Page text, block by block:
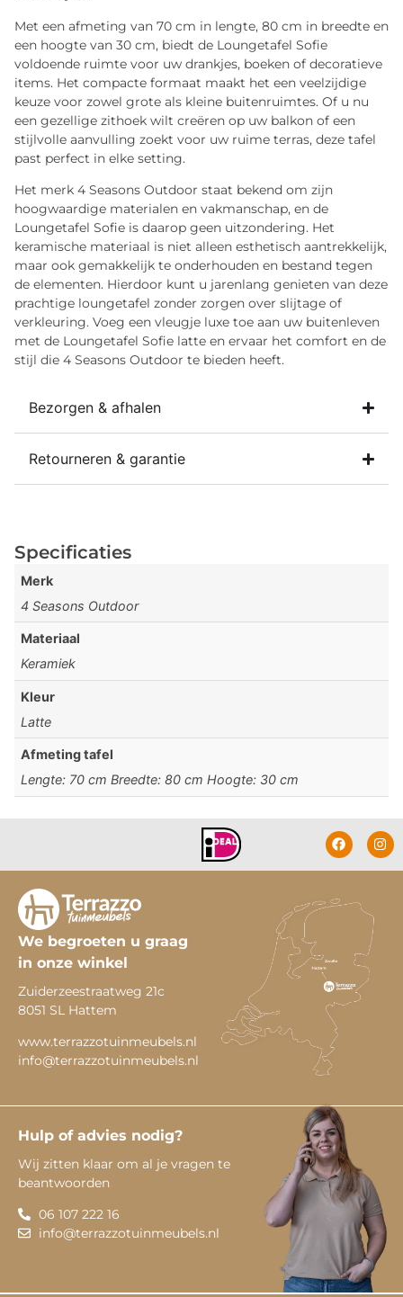
Met een afmeting van 70 cm in lengte, 80 cm in breedte en
een hoogte van 30 cm, biedt de Loungetafel Sofie
voldoende ruimte voor uw drankjes, boeken of decoratieve
items. Het compacte formaat maakt het een veelzijdige
keuze voor zowel grote als kleine buitenruimtes. Of u nu
een gezellige zithoek wilt creëren op uw balkon of een
stijlvolle aanvulling zoekt voor uw ruime terras, deze tafel
past perfect in elke setting.
Het merk 4 Seasons Outdoor staat bekend om zijn
hoogwaardige materialen en vakmanschap, en de
Loungetafel Sofie is daarop geen uitzondering. Het
keramische materiaal is niet alleen esthetisch aantrekkelijk,
maar ook gemakkelijk te onderhouden en bestand tegen
de elementen. Hierdoor kunt u jarenlang genieten van deze
prachtige loungetafel zonder zorgen over slijtage of
verkleuring. Voeg een vleugje luxe toe aan uw buitenleven
met de Loungetafel Sofie latte en ervaar het comfort en de
stijl die 4 Seasons Outdoor te bieden heeft.
Bezorgen & afhalen
Retourneren & garantie
Specificaties
Merk
4 Seasons Outdoor
Materiaal
Keramiek
Kleur
Latte
Afmeting tafel
Lengte: 70 cm Breedte: 80 cm Hoogte: 30 cm
We begroeten u graag
in onze winkel
Zuiderzeestraatweg 21c
8051 SL Hattem
www.terrazzotuinmeubels.nl
info@terrazzotuinmeubels.nl
Hulp of advies nodig?
Wij zitten klaar om al je vragen te
beantwoorden
06 107 222 16
info@terrazzotuinmeubels.nl